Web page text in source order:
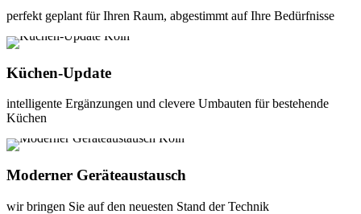
perfekt geplant für Ihren Raum, abgestimmt auf Ihre Bedürfnisse
Küchen-Update
intelligente Ergänzungen und clevere Umbauten für bestehende
Küchen
Moderner Geräteaustausch
wir bringen Sie auf den neuesten Stand der Technik